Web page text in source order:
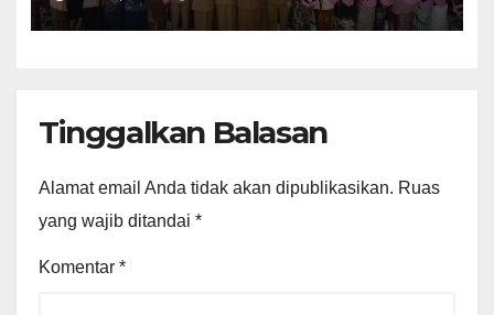
Terlebih Dahulu
Tinggalkan Balasan
Alamat email Anda tidak akan dipublikasikan. Ruas
yang wajib ditandai *
Komentar *